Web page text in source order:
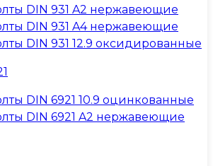
DIN 931 A2 нержавеющие
DIN 931 A4 нержавеющие
DIN 931 12.9 оксидированные
DIN 6921 10.9 оцинкованные
DIN 6921 A2 нержавеющие